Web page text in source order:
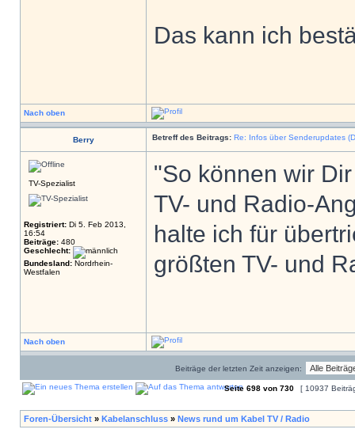
Das kann ich
Nach oben
Berry Betreff des Beitrags: Re: Infos über Senderupdates
TV-Spezialist
Registriert: Di 5. Feb 2013,
16:54
Beiträge: 480
Geschlecht:
Bundesland: Nordrhein-
Westfalen
"So können wir
TV- und Radio-
halte ich für
größten TV- und
Nach oben
Beiträge der letzten Zeit anzeigen:
Seite 698 von 730 [ 10937
Foren-Übersicht » Kabelanschluss » News rund um Kabel TV / Radio